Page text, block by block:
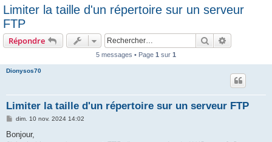
Limiter la taille d'un répertoire sur un serveur
FTP
Répondre Rechercher
5 messages • Page 1 sur 1
Dionysos70
Limiter la taille d'un répertoire sur un serveur FTP
M
s
dim. 10 nov. 2024 14:02
Bonjour,